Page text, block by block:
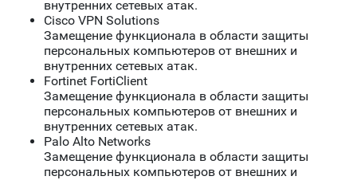
внутренних сетевых атак.
Cisco VPN Solutions
Замещение функционала в области защиты
персональных компьютеров от внешних и
внутренних сетевых атак.
Fortinet FortiClient
Замещение функционала в области защиты
персональных компьютеров от внешних и
внутренних сетевых атак.
Palo Alto Networks
Замещение функционала в области защиты
персональных компьютеров от внешних и